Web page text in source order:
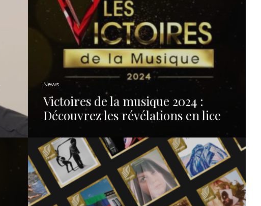
News
Victoires de la musique 2024 :
Découvrez les révélations en lice